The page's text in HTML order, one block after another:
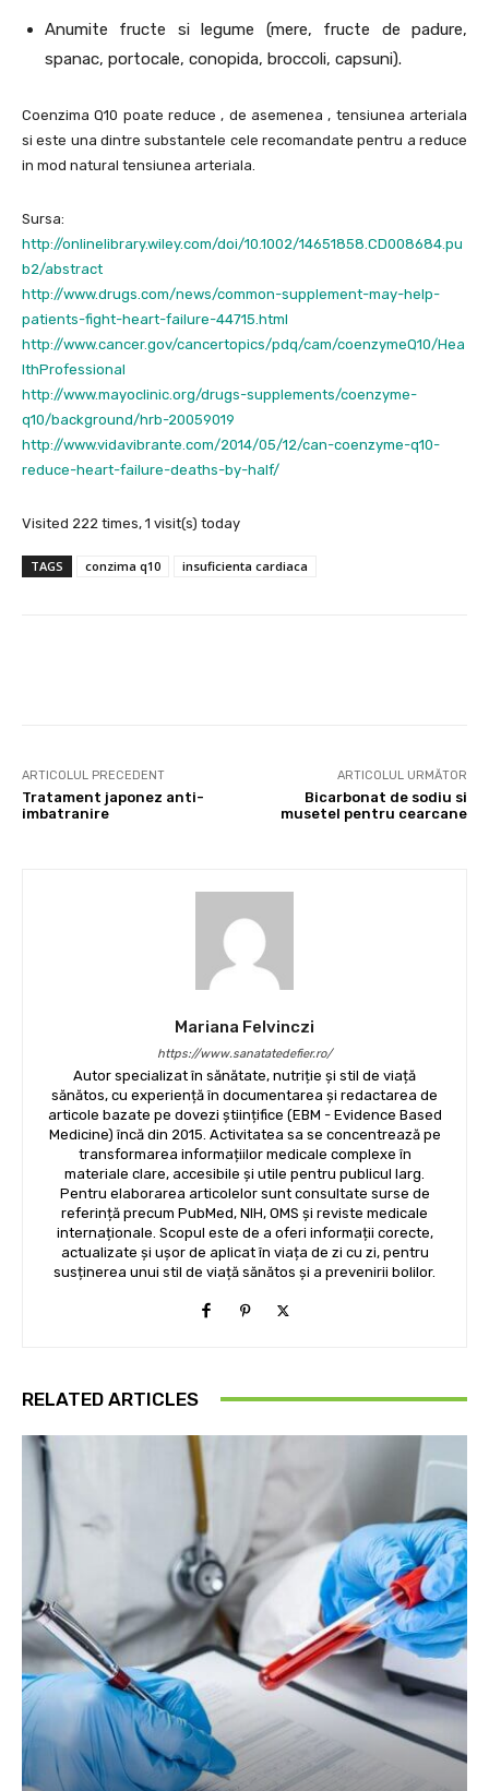
Anumite fructe si legume (mere, fructe de padure,
spanac, portocale, conopida, broccoli, capsuni).
Coenzima Q10 poate reduce , de asemenea , tensiunea arteriala
si este una dintre substantele cele recomandate pentru a reduce
in mod natural tensiunea arteriala.
Sursa:
http://onlinelibrary.wiley.com/doi/10.1002/14651858.CD008684.pu
b2/abstract
http://www.drugs.com/news/common-supplement-may-help-
patients-fight-heart-failure-44715.html
http://www.cancer.gov/cancertopics/pdq/cam/coenzymeQ10/Hea
lthProfessional
http://www.mayoclinic.org/drugs-supplements/coenzyme-
q10/background/hrb-20059019
http://www.vidavibrante.com/2014/05/12/can-coenzyme-q10-
reduce-heart-failure-deaths-by-half/
Visited 222 times, 1 visit(s) today
TAGS conzima q10 insuficienta cardiaca
ARTICOLUL PRECEDENT
Tratament japonez anti-
imbatranire
ARTICOLUL URMĂTOR
Bicarbonat de sodiu si
musetel pentru cearcane
Mariana Felvinczi
https://www.sanatatedefier.ro/
Autor specializat în sănătate, nutriție și stil de viață
sănătos, cu experiență în documentarea și redactarea de
articole bazate pe dovezi științifice (EBM - Evidence Based
Medicine) încă din 2015. Activitatea sa se concentrează pe
transformarea informațiilor medicale complexe în
materiale clare, accesibile și utile pentru publicul larg.
Pentru elaborarea articolelor sunt consultate surse de
referință precum PubMed, NIH, OMS și reviste medicale
internaționale. Scopul este de a oferi informații corecte,
actualizate și ușor de aplicat în viața de zi cu zi, pentru
susținerea unui stil de viață sănătos și a prevenirii bolilor.
RELATED ARTICLES